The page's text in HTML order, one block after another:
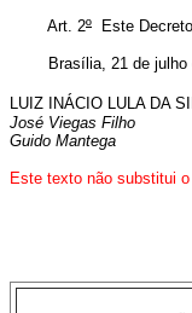
Art. 2º Este
Brasília, 21 de julho
LUIZ INÁCIO LULA DA
José Viegas Filho
Guido Mantega
Este texto não substitui